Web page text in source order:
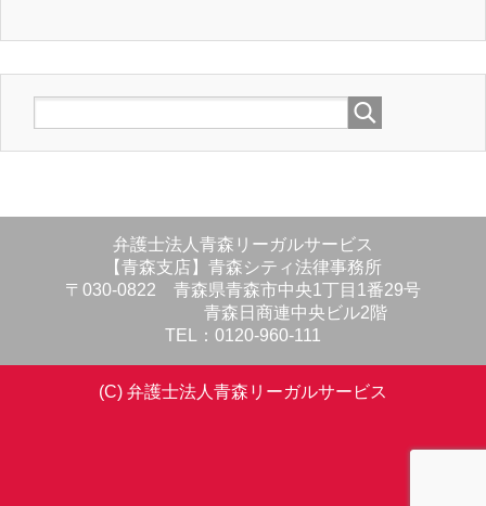
弁護士法人青森リーガルサービス
【青森支店】青森シティ法律事務所
〒030-0822 青森県青森市中央1丁目1番29号
青森日商連中央ビル2階
TEL：0120-960-111
(C) 弁護士法人青森リーガルサービス